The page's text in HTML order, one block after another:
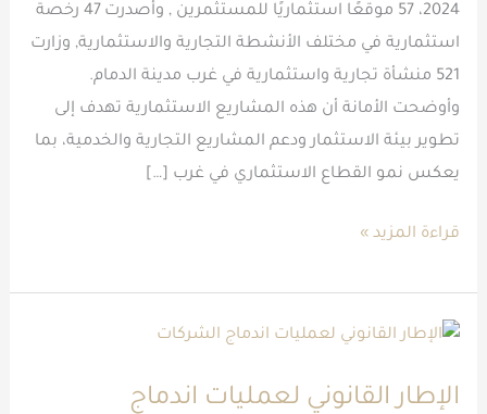
2024، 57 موقعًا استثماريًا للمستثمرين , وأصدرت 47 رخصة
استثمارية في مختلف الأنشطة التجارية والاستثمارية, وزارت
521 منشأة تجارية واستثمارية في غرب مدينة الدمام.
وأوضحت الأمانة أن هذه المشاريع الاستثمارية تهدف إلى
تطوير بيئة الاستثمار ودعم المشاريع التجارية والخدمية، بما
يعكس نمو القطاع الاستثماري في غرب […]
قراءة المزيد »
الإطار القانوني لعمليات اندماج
الإطار
لعمليات